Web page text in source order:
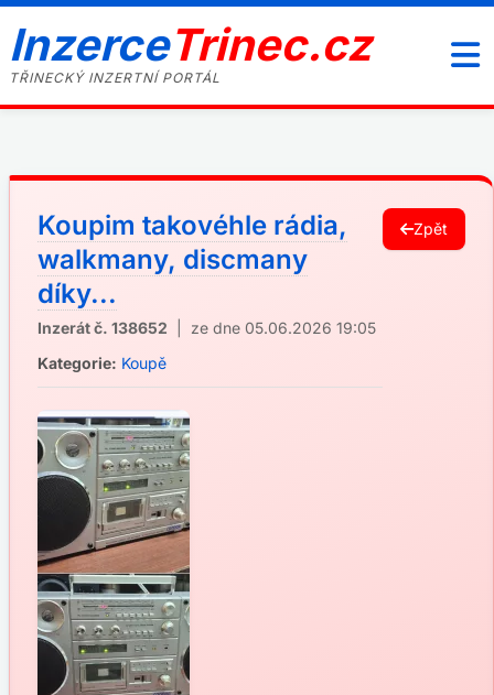
InzerceTrinec.cz
TŘINECKÝ INZERTNÍ PORTÁL
Koupim takovéhle rádia,
walkmany, discmany
díky...
Inzerát č. 138652 | ze dne 05.06.2026 19:05
Kategorie: Koupě
Zpět